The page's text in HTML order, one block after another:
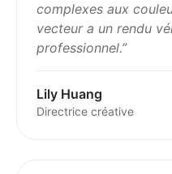
complexes aux
vecteur a un rendu
professionnel.”
Lily Huang
Directrice créative